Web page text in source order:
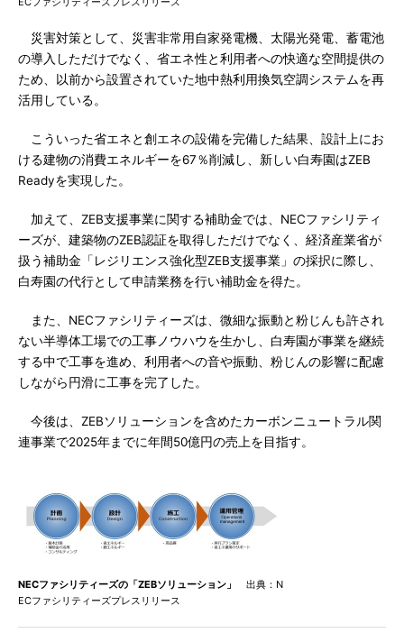
災害対策として、災害非常用自家発電機、太陽光発電、蓄電池
の導入しただけでなく、省エネ性と利用者への快適な空間提供の
ため、以前から設置されていた地中熱利用換気空調システムを再
活用している。
こういった省エネと創エネの設備を完備した結果、設計上にお
ける建物の消費エネルギーを67％削減し、新しい白寿園はZEB
Readyを実現した。
加えて、ZEB支援事業に関する補助金では、NECファシリティ
ーズが、建築物のZEB認証を取得しただけでなく、経済産業省が
扱う補助金「レジリエンス強化型ZEB支援事業」の採択に際し、
白寿園の代行として申請業務を行い補助金を得た。
また、NECファシリティーズは、微細な振動と粉じんも許され
ない半導体工場での工事ノウハウを生かし、白寿園が事業を継続
する中で工事を進め、利用者への音や振動、粉じんの影響に配慮
しながら円滑に工事を完了した。
今後は、ZEBソリューションを含めたカーボンニュートラル関
連事業で2025年までに年間50億円の売上を目指す。
NECファシリティーズの「ZEBソリューション」
出典：N
ECファシリティーズプレスリリース